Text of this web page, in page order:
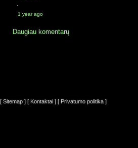
·
1 year ago
Daugiau komentarų
[ Sitemap ] [ Kontaktai ] [ Privatumo politika ]